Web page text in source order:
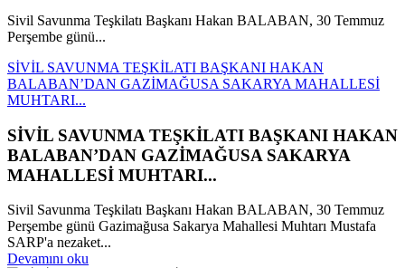
Sivil Savunma Teşkilatı Başkanı Hakan BALABAN, 30 Temmuz
Perşembe günü...
SİVİL SAVUNMA TEŞKİLATI BAŞKANI HAKAN
BALABAN’DAN GAZİMAĞUSA SAKARYA MAHALLESİ
MUHTARI...
SİVİL SAVUNMA TEŞKİLATI BAŞKANI HAKAN
BALABAN’DAN GAZİMAĞUSA SAKARYA
MAHALLESİ MUHTARI...
Sivil Savunma Teşkilatı Başkanı Hakan BALABAN, 30 Temmuz
Perşembe günü Gazimağusa Sakarya Mahallesi Muhtarı Mustafa
SARP'a nezaket...
Devamını oku